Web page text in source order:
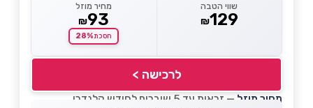
שווי הטבה
₪129
מחיר מוזל
₪93
חסכת28%
לרכישה >
מחיר מוזל — זכאות עד 5 שוברים לחודש קלנדרי